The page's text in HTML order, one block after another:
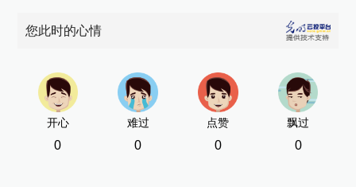
您此时的心情
开心
0
难过
0
点赞
0
飘过
0